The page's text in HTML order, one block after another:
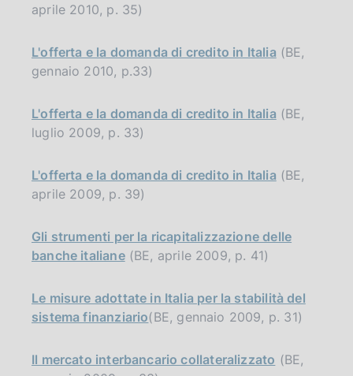
aprile 2010, p. 35)
L'offerta e la domanda di credito in Italia (BE,
gennaio 2010, p.33)
L'offerta e la domanda di credito in Italia (BE,
luglio 2009, p. 33)
L'offerta e la domanda di credito in Italia (BE,
aprile 2009, p. 39)
Gli strumenti per la ricapitalizzazione delle
banche italiane(BE, aprile 2009, p. 41)
Le misure adottate in Italia per la stabilità del
sistema finanziario(BE, gennaio 2009, p. 31)
Il mercato interbancario collateralizzato (BE,